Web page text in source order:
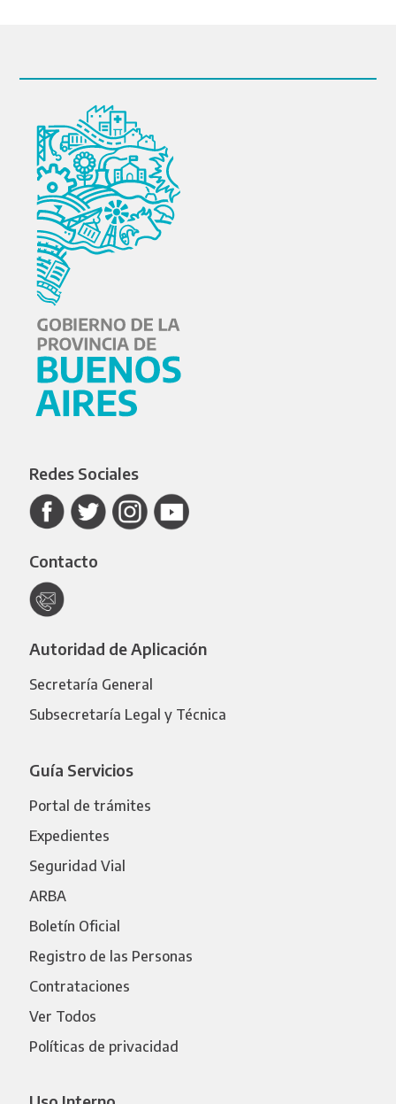
Redes Sociales
Contacto
Autoridad de Aplicación
Secretaría General
Subsecretaría Legal y Técnica
Guía Servicios
Portal de trámites
Expedientes
Seguridad Vial
ARBA
Boletín Oficial
Registro de las Personas
Contrataciones
Ver Todos
Políticas de privacidad